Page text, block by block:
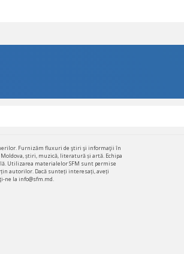
Furnizăm fluxuri de ştiri şi informaţii în
știri, muzică, literatură și artă. Echipa
Utilizarea materialelor SFM sunt permise
autorilor. Dacă sunteți interesați, aveți
la info@sfm.md.